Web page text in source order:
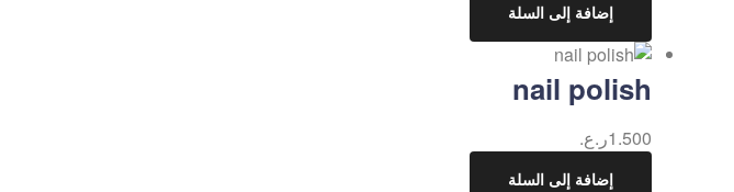
إضافة إلى السلة
nail polish
1.500ر.ع.
إضافة إلى السلة